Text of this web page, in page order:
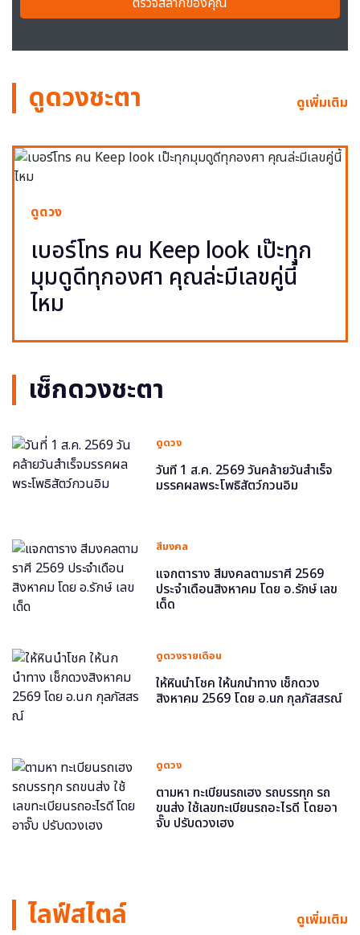
ดูดวงชะตา ดูเพิ่มเติม
ดูดวง
เบอร์โทร คน Keep look เป๊ะทุก
มุมดูดีทุกองศา คุณล่ะมีเลขคู่นี้
ไหม
เช็กดวงชะตา
ดูดวง
วันที่ 1 ส.ค. 2569 วันคล้ายวันสำเร็จ
มรรคผลพระโพธิสัตว์กวนอิม
สีมงคล
แจกตาราง สีมงคลตามราศี 2569
ประจำเดือนสิงหาคม โดย อ.รักษ์ เลข
เด็ด
ดูดวงรายเดือน
ให้หินนำโชค ให้นกนำทาง เช็กดวง
สิงหาคม 2569 โดย อ.นก กุลภัสสรณ์
ดูดวง
ตามหา ทะเบียนรถเฮง รถบรรทุก รถ
ขนส่ง ใช้เลขทะเบียนรถอะไรดี โดยอา
จั๊บ ปรับดวงเฮง
ไลฟ์สไตล์ ดูเพิ่มเติม